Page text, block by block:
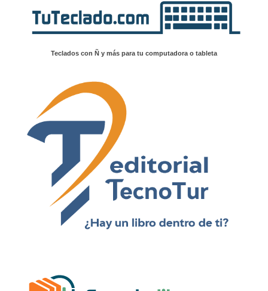
Teclados con Ñ y más para tu computadora o tableta